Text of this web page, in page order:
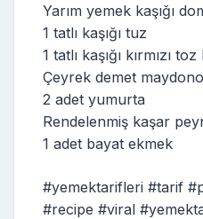
Yarım yemek kaşığı
1 tatlı kaşığı tuz
1 tatlı kaşığı kırmızı
Çeyrek demet
2 adet yumurta
Rendelenmiş kaşar
1 adet bayat ekmek
#yemektarifleri #tarif
#recipe #viral